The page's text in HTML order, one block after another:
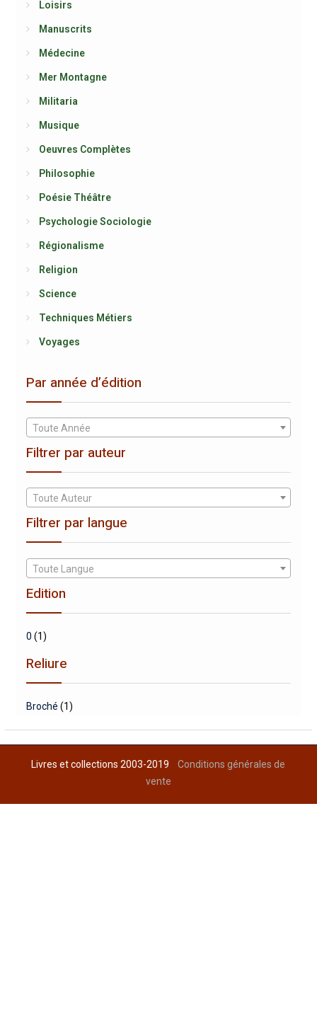
Loisirs
Manuscrits
Médecine
Mer Montagne
Militaria
Musique
Oeuvres Complètes
Philosophie
Poésie Théâtre
Psychologie Sociologie
Régionalisme
Religion
Science
Techniques Métiers
Voyages
Par année d’édition
Toute Année
Filtrer par auteur
Toute Auteur
Filtrer par langue
Toute Langue
Edition
0 (1)
Reliure
Broché (1)
Livres et collections 2003-2019Conditions générales de
vente